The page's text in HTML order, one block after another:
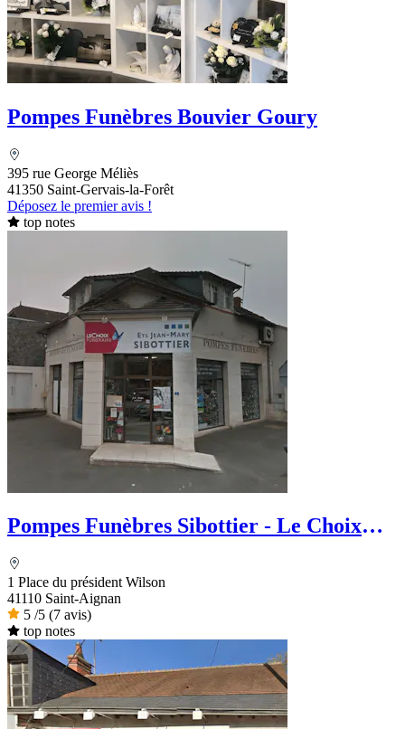
Pompes Funèbres Bouvier Goury
395 rue George Méliès
41350 Saint-Gervais-la-Forêt
Déposez le premier avis !
top notes
Pompes Funèbres Sibottier - Le Choix
1 Place du président Wilson
41110 Saint-Aignan
5 /5 (7 avis)
top notes